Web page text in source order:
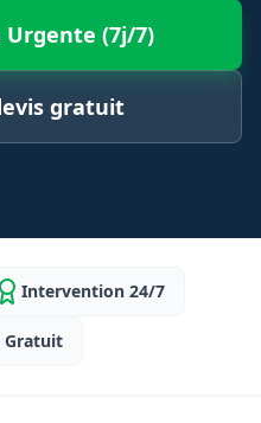
(7j/7)
gratuit
Intervention 24/7
Gratuit